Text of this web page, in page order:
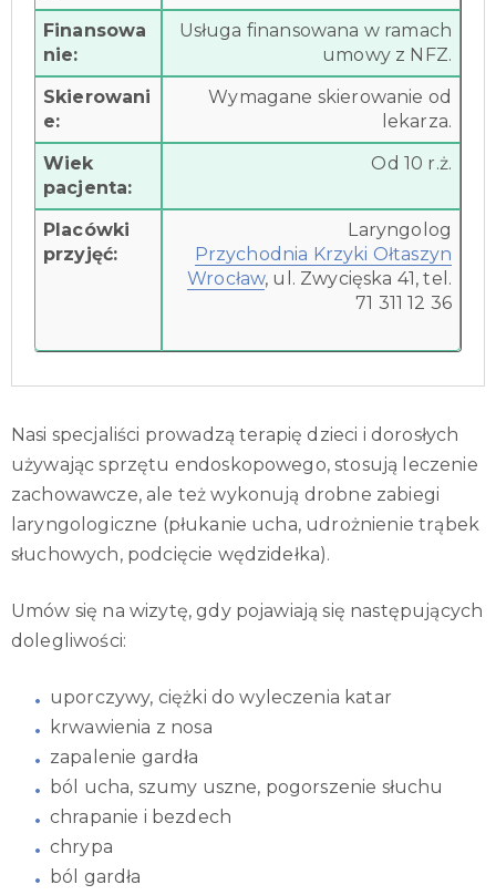
Finansowa
nie:
Usługa finansowana w ramach
umowy z NFZ.
Skierowani
e:
Wymagane skierowanie od
lekarza.
Wiek
pacjenta:
Od 10 r.ż.
Placówki
przyjęć:
Laryngolog
Przychodnia Krzyki Ołtaszyn
Wrocław, ul. Zwycięska 41, tel.
71 311 12 36
Nasi specjaliści prowadzą terapię dzieci i dorosłych
używając sprzętu endoskopowego, stosują leczenie
zachowawcze, ale też wykonują drobne zabiegi
laryngologiczne (płukanie ucha, udrożnienie trąbek
słuchowych, podcięcie wędzidełka).
Umów się na wizytę, gdy pojawiają się następujących
dolegliwości:
uporczywy, ciężki do wyleczenia katar
krwawienia z nosa
zapalenie gardła
ból ucha, szumy uszne, pogorszenie słuchu
chrapanie i bezdech
chrypa
ból gardła